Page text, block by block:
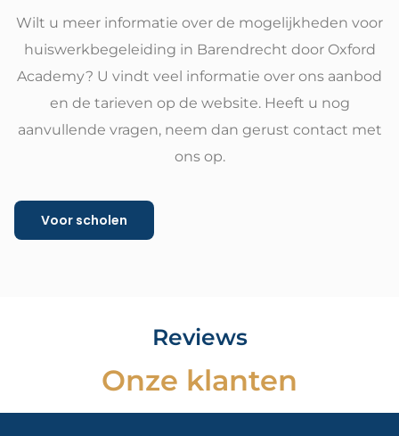
Wilt u meer informatie over de mogelijkheden voor
huiswerkbegeleiding in Barendrecht door Oxford
Academy? U vindt veel informatie over ons aanbod
en de tarieven op de website. Heeft u nog
aanvullende vragen, neem dan gerust contact met
ons op.
Voor scholen
Reviews
Onze klanten